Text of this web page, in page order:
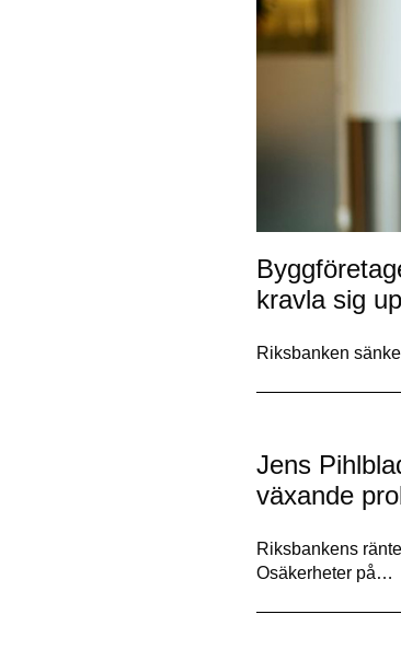
kravla sig
Riksbanken
Jens
växande
Riksbankens
Osäkerheter på…